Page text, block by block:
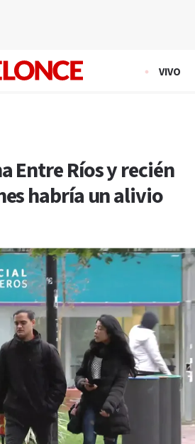
VIVO
Entre Ríos y recién
habría un alivio